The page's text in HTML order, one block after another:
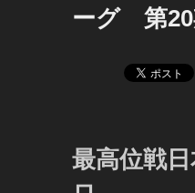
ーグ 第20
最高位戦